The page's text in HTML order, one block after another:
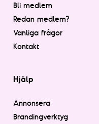
Bli medlem
Redan medlem?
Vanliga frågor
Kontakt
Hjälp
Annonsera
Brandingverktyg